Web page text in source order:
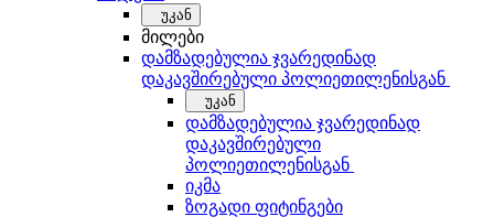
უკან
მილები
დამზადებულია ჯვარედინად
დაკავშირებული პოლიეთილენისგან
უკან
დამზადებულია ჯვარედინად
დაკავშირებული
პოლიეთილენისგან
იკმა
ზოგადი ფიტინგები